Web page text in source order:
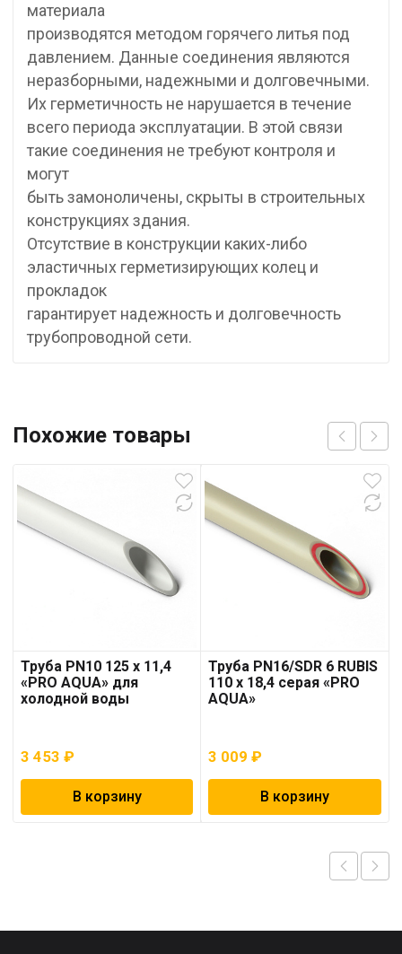
материала
производятся методом горячего литья под
давлением. Данные соединения являются
неразборными, надежными и долговечными.
Их герметичность не нарушается в течение
всего периода эксплуатации. В этой связи
такие соединения не требуют контроля и
могут
быть замоноличены, скрыты в строительных
конструкциях здания.
Отсутствие в конструкции каких-либо
эластичных герметизирующих колец и
прокладок
гарантирует надежность и долговечность
трубопроводной сети.
Похожие товары
Труба PN10 125 x 11,4
«PRO AQUA» для
холодной воды
3 453 ₽
В корзину
Труба PN16/SDR 6 RUBIS
110 x 18,4 серая «PRO
AQUA»
3 009₽
В корзину